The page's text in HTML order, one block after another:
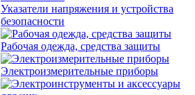
Указатели напряжения и устройства
безопасности
Рабочая одежда, средства защиты
Электроизмерительные приборы